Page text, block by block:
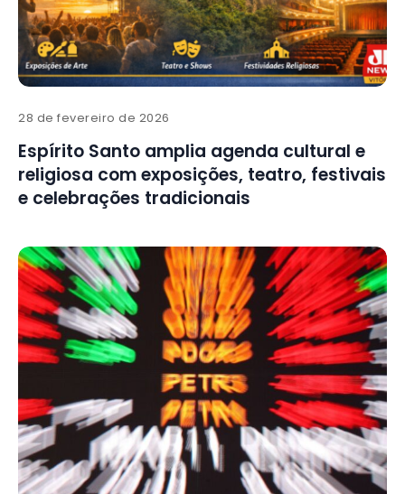
28 de fevereiro de 2026
Espírito Santo amplia agenda cultural e
religiosa com exposições, teatro, festivais
e celebrações tradicionais